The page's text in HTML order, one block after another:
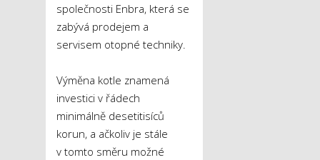
společnosti Enbra, která se
zabývá prodejem a
servisem otopné techniky.
Výměna kotle znamená
investici v řádech
minimálně desetitisíců
korun, a ačkoliv je stále
v tomto směru možné